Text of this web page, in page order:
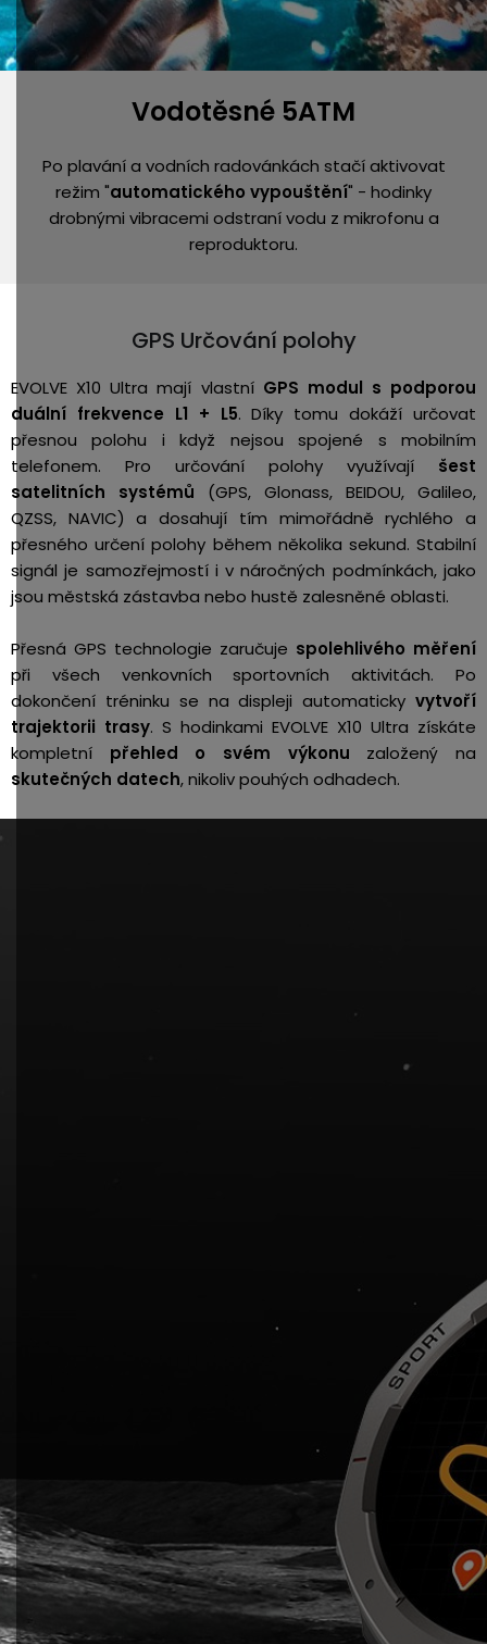
Vodotěsné 5ATM
Po plavání a vodních radovánkách stačí aktivovat
režim "automatického vypouštění" - hodinky
drobnými vibracemi odstraní vodu z mikrofonu a
reproduktoru.
GPS Určování polohy
EVOLVE X10 Ultra mají vlastní GPS modul s podporou
duální frekvence L1 + L5. Díky tomu dokáží určovat
přesnou polohu i když nejsou spojené s mobilním
telefonem. Pro určování polohy využívají šest
satelitních systémů (GPS, Glonass, BEIDOU, Galileo,
QZSS, NAVIC) a dosahují tím mimořádně rychlého a
přesného určení polohy během několika sekund. Stabilní
signál je samozřejmostí i v náročných podmínkách, jako
jsou městská zástavba nebo hustě zalesněné oblasti.
Přesná GPS technologie zaručuje spolehlivého měření
při všech venkovních sportovních aktivitách. Po
dokončení tréninku se na displeji automaticky vytvoří
trajektorii trasy. S hodinkami EVOLVE X10 Ultra získáte
kompletní přehled o svém výkonu založený na
skutečných datech, nikoliv pouhých odhadech.